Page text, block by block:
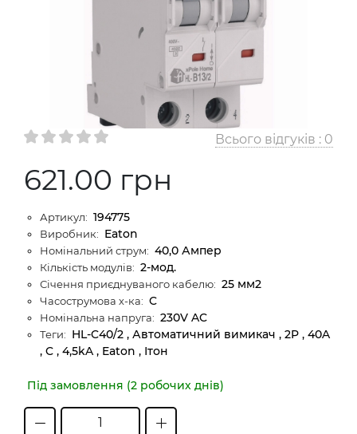
Всього відгуків : 0
621.00 грн
Артикул: 194775
Виробник: Eaton
Номінальний струм: 40,0 Ампер
Кількість модулів: 2-мод.
Січення приєднуваного кабелю: 25 мм2
Часострумова х-ка: C
Номінальна напруга: 230V AC
Теги: HL-C40/2 , Автоматичний вимикач , 2P , 40A
, C , 4,5kA , Eaton , Ітон
Під замовлення (2 робочих днів)